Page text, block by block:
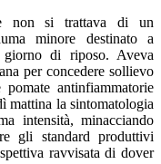
non si trattava di un
minore destinato a
giorno di riposo. Aveva
per concedere sollievo
antinfiammatorie
mattina la sintomatologia
intensità, minacciando
gli standard produttivi
ravvisata di dover